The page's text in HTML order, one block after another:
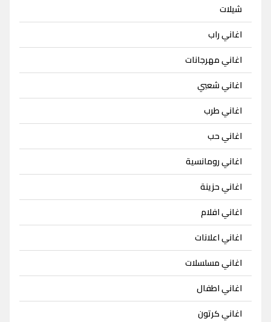
شيلات
اغاني راب
اغاني مهرجانات
اغاني شعبي
اغاني طرب
اغاني حب
اغاني رومانسية
اغاني حزينة
اغاني افلام
اغاني اعلانات
اغاني مسلسلات
اغاني اطفال
اغاني كرتون